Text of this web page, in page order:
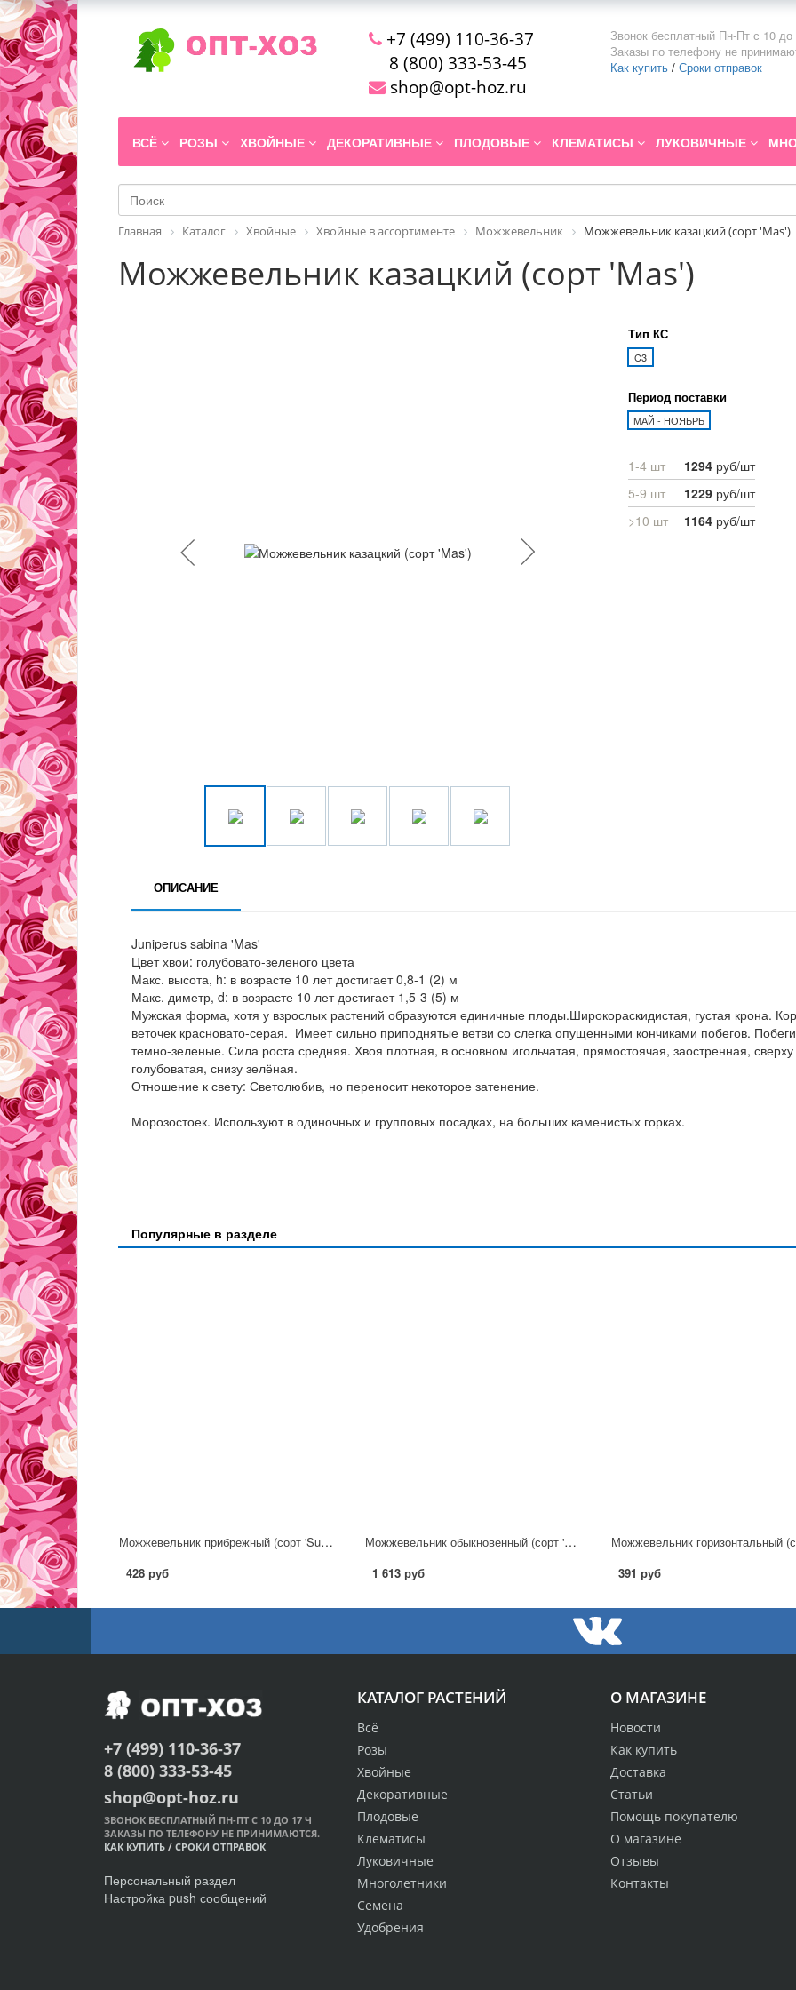
+7 (499) 110-36-37
8 (800) 333-53-45
shop@opt-hoz.ru
Звонок бесплатный Пн-Пт с 10 до
Заказы по телефону не
Как купить / Сроки отправок
ВСЁ РОЗЫ ХВОЙНЫЕ ДЕКОРАТИВНЫЕ ПЛОДОВЫЕ КЛЕМАТИСЫ ЛУКОВИЧНЫЕ
Главная Каталог Хвойные Хвойные в ассортименте Можжевельник Можжевельник казацкий (сорт 'Mas')
Можжевельник казацкий (сорт 'Mas')
Тип КС
C3
Период поставки
МАЙ - НОЯБРЬ
1-4 шт 1294 руб/шт
5-9 шт
1229 руб/шт
>10 шт
1164 руб/шт
ОПИСАНИЕ
Juniperus sabina 'Mas'
Цвет хвои: голубовато-зеленого цвета
Макс. высота, h: в возрасте 10 лет достигает 0,8-1 (2) м
Макс. диметр, d: в возрасте 10 лет достигает 1,5-3 (5) м
Мужская форма, хотя у взрослых растений образуются единичные плоды.Широкораскидистая, густая крона.
веточек красновато-серая. Имеет сильно приподнятые ветви со слегка опущенными кончиками побегов. Побеги
темно-зеленые. Сила роста средняя. Хвоя плотная, в основном игольчатая, прямостоячая, заостренная, сверху
голубоватая, снизу зелёная.
Отношение к свету: Светолюбив, но переносит некоторое затенение.
Морозостоек. Используют в одиночных и групповых посадках, на больших каменистых горках.
Популярные в разделе
Можжевельник прибрежный (сорт 'Sunflower')
428 руб
Можжевельник обыкновенный (сорт 'Depressa Aurea') C3
1 613 руб 391 руб
О МАГАЗИНЕ
Новости
Как купить
Доставка
Статьи
Помощь покупателю
О магазине
Отзывы
Контакты
КАТАЛОГ РАСТЕНИЙ
Всё
Розы
Хвойные
Декоративные
Плодовые
Клематисы
Луковичные
Многолетники
Семена
Удобрения
+7 (499) 110-36-37
8 (800) 333-53-45
shop@opt-hoz.ru
ЗВОНОК БЕСПЛАТНЫЙ ПН-ПТ С 10 ДО 17 Ч
ЗАКАЗЫ ПО ТЕЛЕФОНУ НЕ ПРИНИМАЮТСЯ.
КАК КУПИТЬ / СРОКИ ОТПРАВОК
Персональный раздел
Настройка push сообщений